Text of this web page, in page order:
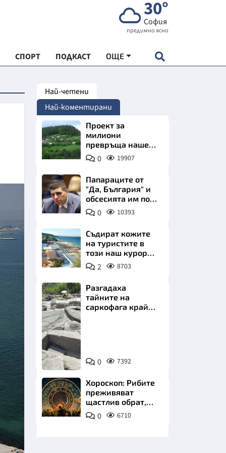
30°
София
предимно ясно
СПОРТ ПОДКАСТ ОЩЕ
"ЧУДЕСАТА НА БЪЛГАРИЯ"
ХРАНА
ИКОНОМИКА
Най-четени
Най-коментирани
Проект за
милиони
превръща наше
село в магнит за
туристи
0 19907
Папараците от
"Да, България" и
обсесията им по
Пеевски
0 10393
Съдират кожите
на туристите в
този наш курорт.
Шокираща
сметка за обяд на
2 8703
Снимка:
Bulgaria
ON
AIR
Разгадаха
тайните на
саркофага край
0 7392
Хороскоп: Рибите
преживяват
щастлив обрат,
Телецът започва
важна промяна
0 6710